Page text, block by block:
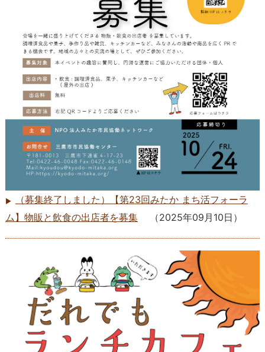
（募集終了しました）【第23回みたか まち活フォーラ
ム】物販と飲食の出店者を募集
（2025年09月10日 ）